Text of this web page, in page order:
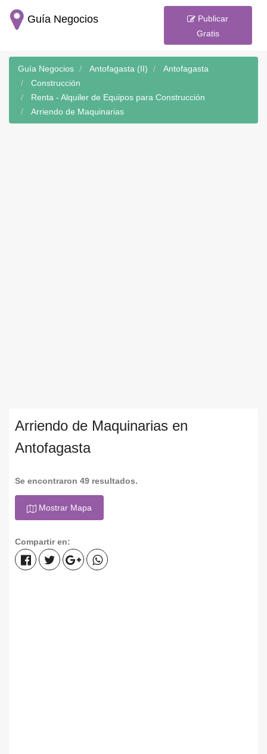
Guía Negocios
Publicar
Gratis
Guía Negocios Antofagasta (II)
Antofagasta
Construcción
Renta - Alquiler de Equipos para Construcción
Arriendo de Maquinarias
Arriendo de Maquinarias en
Antofagasta
Se encontraron 49 resultados.
Mostrar Mapa
Compartir en: